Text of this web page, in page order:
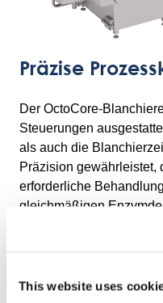
This website uses
Präzise
Der OctoCore-
Steuerungen
als auch die
Präzision gewährleistet,
erforderliche
gleichmäßigen
konstanten
Geschmack, die Farbe,